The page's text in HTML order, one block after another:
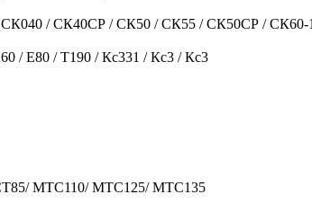
/ СК40СР / СК50 / СК55 / СК50СР /
/ Е80 / Т190 / Кс331 / Кс3 / Кс3
MTC110/ MTC125/ MTC135